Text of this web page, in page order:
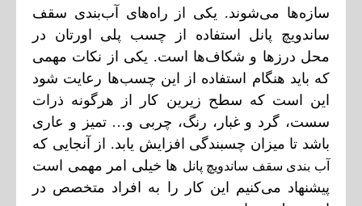
سازه‌ها می‌شوند. یکی از راه‌های آب‌بندی سقف
ساندویچ پانل استفاده از چسب پلی اورتان در
محل درز‌ها و شکاف‌ها است. یکی از نکات مهمی
که باید هنگام استفاده از این چسب‌ها رعایت شود
این است که سطح زیرین کار از هرگونه ذرات
سست، گرد و غبار، رنگ، چربی و… تمیز و عاری
باشد تا میزان چسبندگی افزایش یابد. از آنجایی که
آب بندی سقف ساندویچ پانل ها خیلی امر مهمی است
پیشنهاد می‌کنیم این کار را به افراد متخصص در